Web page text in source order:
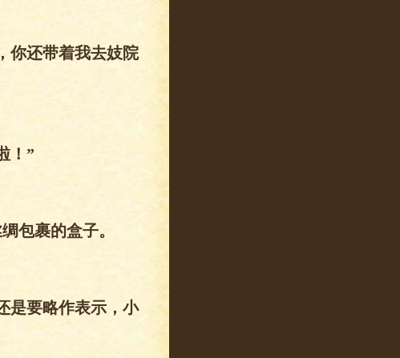
你还带着我去妓院
！”
包裹的盒子。
是要略作表示，小